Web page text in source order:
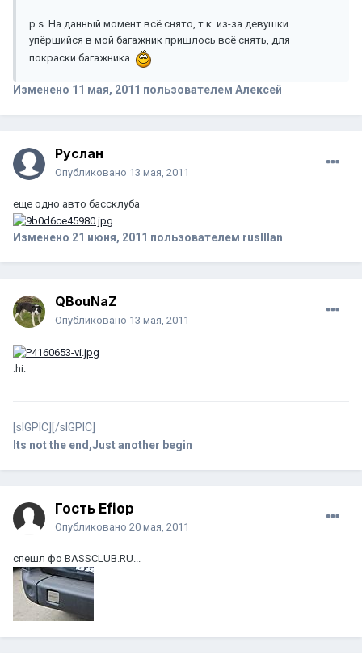
p.s. На данный момент всё снято, т.к. из-за девушки
упёршийся в мой багажник пришлось всё снять, для
покраски багажника.
Изменено 11 мая, 2011 пользователем Aлексей
Руслан
Опубликовано 13 мая, 2011
еще одно авто бассклуба
Изменено 21 июня, 2011 пользователем ruslllan
QBouNaZ
Опубликовано 13 мая, 2011
:hi:
[sIGPIC][/sIGPIC]
Its not the end,Just another begin
Гость Efiop
Опубликовано 20 мая, 2011
спешл фо BASSCLUB.RU...